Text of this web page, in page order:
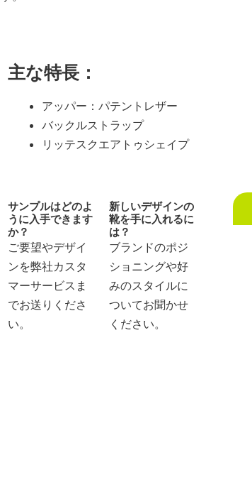
主な特長：
アッパー：パテントレザー
バックルストラップ
リッテスクエアトゥシェイプ
サンプルはどのよ
うに入手できます
か？
ご要望やデザイ
ンを弊社カスタ
マーサービスま
でお送りくださ
い。
新しいデザインの
靴を手に入れるに
は？
ブランドのポジ
ショニングや好
みのスタイルに
ついてお聞かせ
ください。